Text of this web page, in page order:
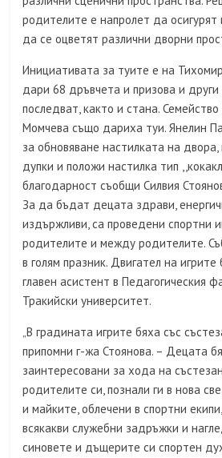
родителите е напролет да осигурят
да се оцветят различни дворни
Инициативата за туите е на
дари 68 дръвчета и призова и
последват, както и стана.
Момчева също дариха туи. Янелин
за обновяване настилката на двора,
дупки и положи настилка тип
благодарност съобщи Силвия
За да бъдат децата здрави,
издържливи, са проведени спортни
родителите и между родителите.
в голям празник. Двигател на
главен асистент в Педагогическия
Тракийски университет.
„В градината игрите бяха със
припомни г-жа Стоянова. – Децата
заинтересовани за хода на
родителите си, познали ги в нова
и майките, облечени в спортни
всякакви служебни задръжки и
синовете и дъщерите си спортен